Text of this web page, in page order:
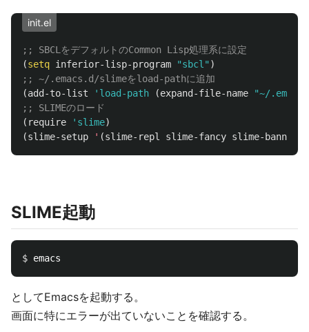
init.el
;; SBCLをデフォルトのCommon Lisp処理系に設定
(setq inferior-lisp-program "sbcl" )
;; ~/.emacs.d/slimeをload-pathに追加
(add-to-list 'load-path (expand-file-name
"~/
;; SLIMEのロード
( require 'slime)
(slime-setup ' (slime-repl slime-fancy slime-banner
SLIME起動
$
としてEmacsを起動する。
画面に特にエラーが出ていないことを確認する。